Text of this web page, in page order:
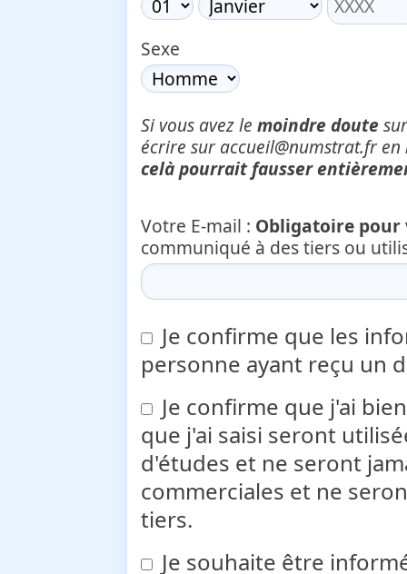
Sexe
Si vous avez le moindre doute
écrire sur accueil@numstrat.fr
celà pourrait fausser
Votre E-mail : Obligatoire
communiqué à des tiers ou
Je confirme que les
personne ayant reçu un
Je confirme que j'ai
que j'ai saisi seront
d'études et ne seront
commerciales et ne
tiers.
Je souhaite être